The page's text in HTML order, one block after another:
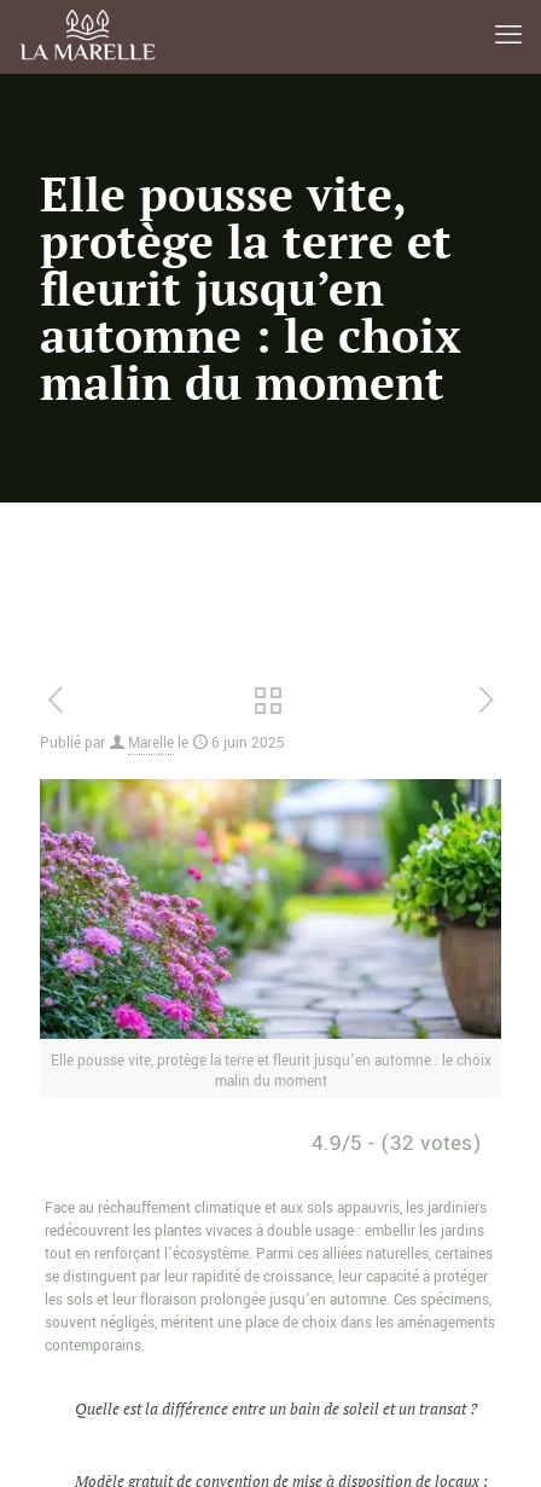
Elle pousse vite,
protège la terre et
fleurit jusqu’en
automne : le choix
malin du moment
Publié par Marelle le 6 juin 2025
Elle pousse vite, protège la terre et fleurit jusqu’en automne : le choix
malin du moment
4.9/5 - (32 votes)
Face au réchauffement climatique et aux sols appauvris, les jardiniers
redécouvrent les plantes vivaces à double usage : embellir les jardins
tout en renforçant l’écosystème. Parmi ces alliées naturelles, certaines
se distinguent par leur rapidité de croissance, leur capacité à protéger
les sols et leur floraison prolongée jusqu’en automne. Ces spécimens,
souvent négligés, méritent une place de choix dans les aménagements
contemporains.
Quelle est la différence entre un bain de soleil et un transat ?
Modèle gratuit de convention de mise à disposition de locaux :